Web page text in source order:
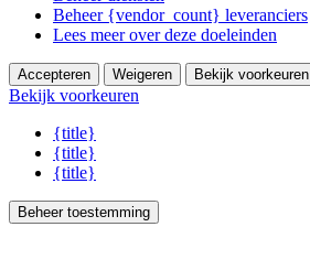
Beheer {vendor_count} leveranciers
Lees meer over deze doeleinden
Accepteren Weigeren Bekijk voorkeuren
Bekijk voorkeuren
{title}
{title}
{title}
Beheer toestemming